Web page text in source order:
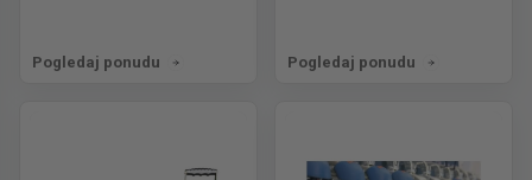
Pogledaj ponudu Pogledaj ponudu